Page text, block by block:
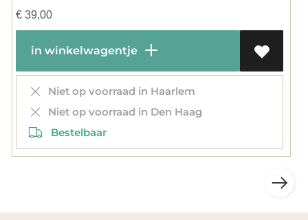
€39,00
in winkelwagentje
Niet op voorraad in Haarlem
Niet op voorraad in Den Haag
Bestelbaar